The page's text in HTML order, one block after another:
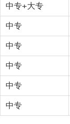
中专+大专
中专
中专
中专
中专
中专